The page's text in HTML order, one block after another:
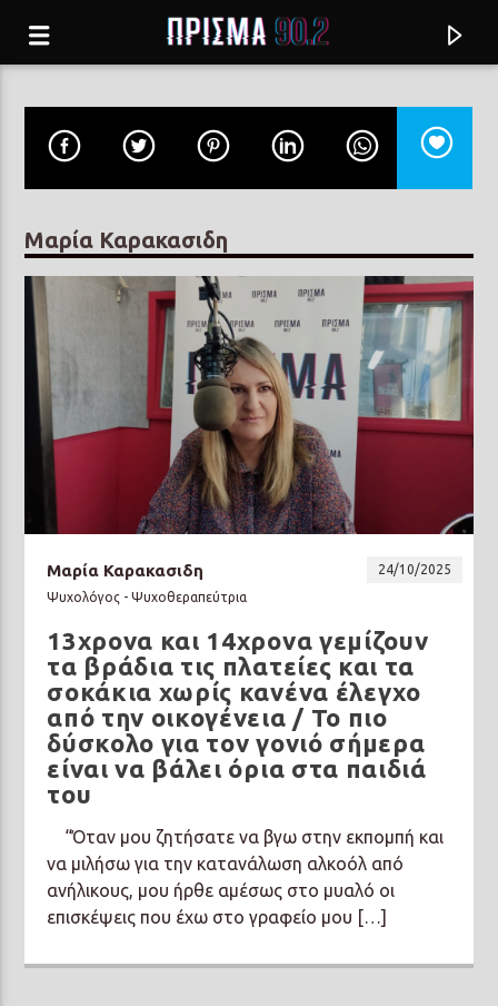
Current track
ΣΤΟΝ ΠΕΙΡΑΙΑ ΣΥΝΝΕΦΙΑΣΕ
ΠΟΛΥ ΠΑΝΟΥ
Prisma Radio 90,2
Μαρία Καρακασιδη
Μαρία Καρακασιδη
24/10/2025
Ψυχολόγος - Ψυχοθεραπεύτρια
13χρονα και 14χρονα γεμίζουν
τα βράδια τις πλατείες και τα
σοκάκια χωρίς κανένα έλεγχο
από την οικογένεια / Το πιο
δύσκολο για τον γονιό σήμερα
είναι να βάλει όρια στα παιδιά
του
“Όταν μου ζητήσατε να βγω στην εκπομπή και
να μιλήσω για την κατανάλωση αλκοόλ από
ανήλικους, μου ήρθε αμέσως στο μυαλό οι
επισκέψεις που έχω στο γραφείο μου […]